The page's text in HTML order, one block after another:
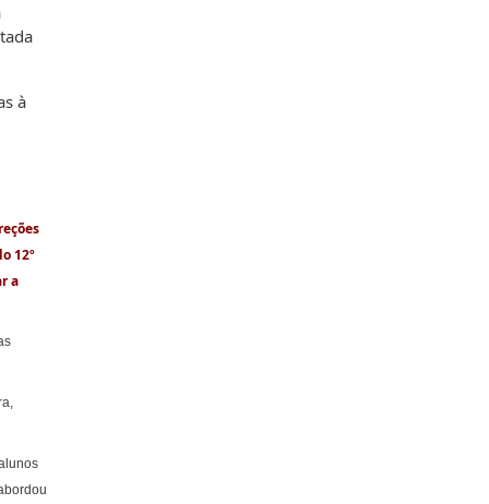
à
12º
a